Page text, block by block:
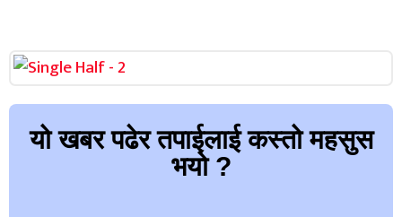
यो खबर पढेर तपाईलाई कस्तो महसुस
भयो ?